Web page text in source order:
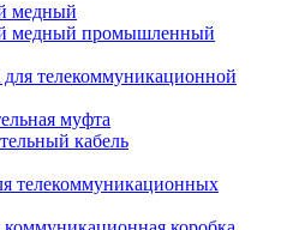
медный
медный промышленный
телекоммуникационной
муфта
кабель
телекоммуникационных